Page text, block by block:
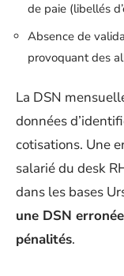
de paie (libellés
Absence de
provoquant des
La DSN
données
cotisations. Une
salarié du desk
dans les bases
une DSN
pénalités.